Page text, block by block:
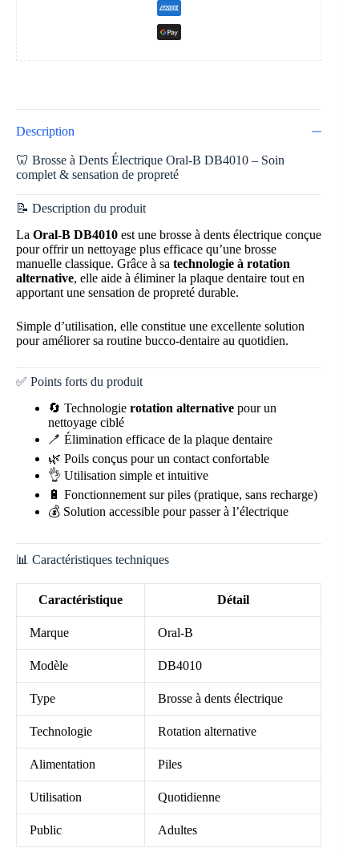
Description
🦷 Brosse à Dents Électrique Oral-B DB4010 – Soin
complet & sensation de propreté
📝 Description du produit
La Oral-B DB4010 est une brosse à dents électrique conçue
pour offrir un nettoyage plus efficace qu’une brosse
manuelle classique. Grâce à sa technologie à rotation
alternative, elle aide à éliminer la plaque dentaire tout en
apportant une sensation de propreté durable.
Simple d’utilisation, elle constitue une excellente solution
pour améliorer sa routine bucco-dentaire au quotidien.
✅ Points forts du produit
🔄 Technologie rotation alternative pour un
nettoyage ciblé
🪥 Élimination efficace de la plaque dentaire
🌿 Poils conçus pour un contact confortable
👌 Utilisation simple et intuitive
🔋 Fonctionnement sur piles (pratique, sans recharge)
💰 Solution accessible pour passer à l’électrique
📊 Caractéristiques techniques
Caractéristique Détail
Marque Oral-B
Modèle DB4010
Type Brosse à dents électrique
Technologie Rotation alternative
Alimentation Piles
Utilisation Quotidienne
Public Adultes